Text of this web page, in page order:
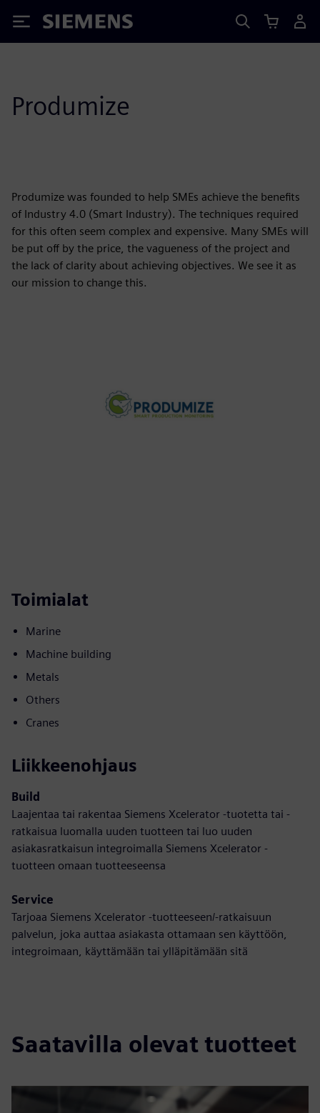
Siemens
Produmize
Produmize was founded to help SMEs achieve the benefits
of Industry 4.0 (Smart Industry). The techniques required
for this often seem complex and expensive. Many SMEs will
be put off by the price, the vagueness of the project and
the lack of clarity about achieving objectives. We see it as
our mission to change this.
Toimialat
Marine
Machine building
Metals
Others
Cranes
Liikkeenohjaus
Build
Laajentaa tai rakentaa Siemens Xcelerator -tuotetta tai -
ratkaisua luomalla uuden tuotteen tai luo uuden
asiakasratkaisun integroimalla Siemens Xcelerator -
tuotteen omaan tuotteeseensa
Service
Tarjoaa Siemens Xcelerator -tuotteeseen/-ratkaisuun
palvelun, joka auttaa asiakasta ottamaan sen käyttöön,
integroimaan, käyttämään tai ylläpitämään sitä
Saatavilla olevat tuotteet